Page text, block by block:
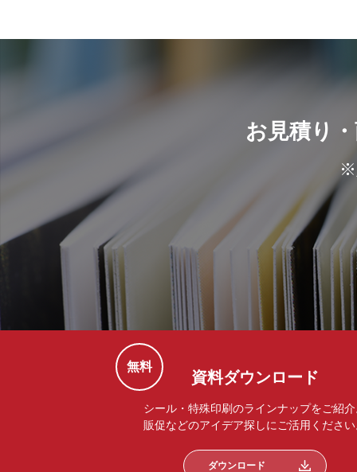
お見積り
※
資料ダウンロード
無料
シール・特殊印刷のラインナップをご紹
販促などのアイデア探しにご活用くださ
ダウンロード